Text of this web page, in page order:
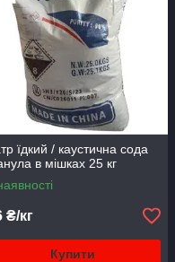
їдкий / каустична сода
в мішках 25 кг
₴/кг
Купити